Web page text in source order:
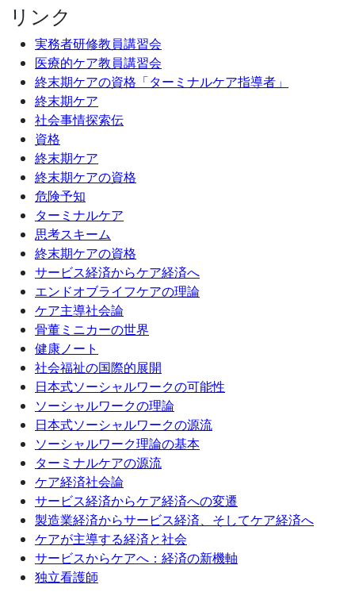
リンク
実務者研修教員講習会
医療的ケア教員講習会
終末期ケアの資格「ターミナルケア指導者」
終末期ケア
社会事情探索伝
資格
終末期ケア
終末期ケアの資格
危険予知
ターミナルケア
思考スキーム
終末期ケアの資格
サービス経済からケア経済へ
エンドオブライフケアの理論
ケア主導社会論
骨董ミニカーの世界
健康ノート
社会福祉の国際的展開
日本式ソーシャルワークの可能性
ソーシャルワークの理論
日本式ソーシャルワークの源流
ソーシャルワーク理論の基本
ターミナルケアの源流
ケア経済社会論
サービス経済からケア経済への変遷
製造業経済からサービス経済、そしてケア経済へ
ケアが主導する経済と社会
サービスからケアへ：経済の新機軸
独立看護師